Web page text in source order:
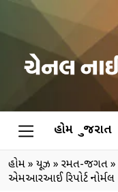
હોમ ગુજરાત
હોમ» ન્યૂઝ » રમત-જગત»
એમઆરઆઈ રિપોર્ટ નોર્મલ